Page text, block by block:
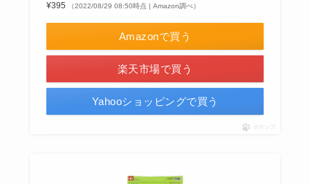
¥395
（2022/08/29 08:50時点 | Amazon調べ）
Amazonで買う
楽天市場で買う
Yahooショッピングで買う
ポチップ